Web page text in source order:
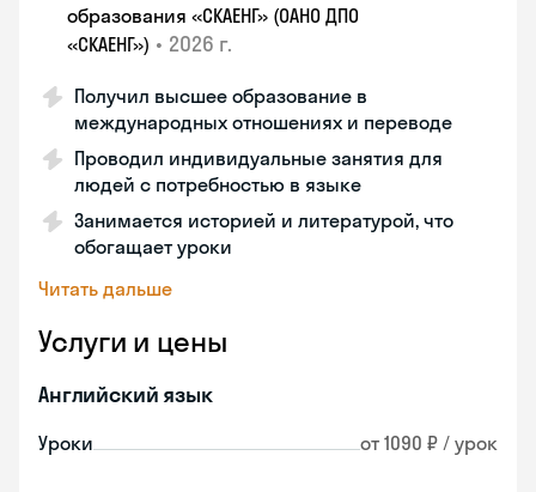
образования «СКАЕНГ» (ОАНО ДПО
«СКАЕНГ») • 2026 г.
Получил высшее образование в
международных отношениях и переводе
Проводил индивидуальные занятия для
людей с потребностью в языке
Занимается историей и литературой, что
обогащает уроки
Читать дальше
Услуги и цены
Английский язык
Уроки от 1090 ₽ / урок